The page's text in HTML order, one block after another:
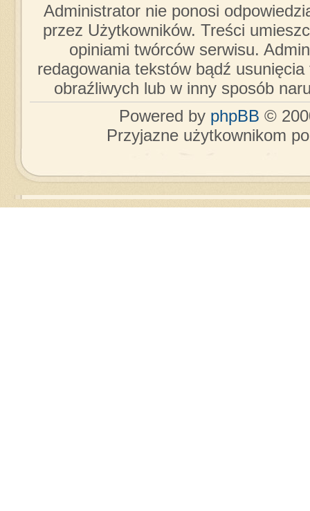
Administrator nie ponosi
przez Użytkowników. Treści
opiniami twórców serwisu.
redagowania tekstów bądź
obraźliwych lub w inny sposób
Powered by phpBB ©
Przyjazne użytkownikom